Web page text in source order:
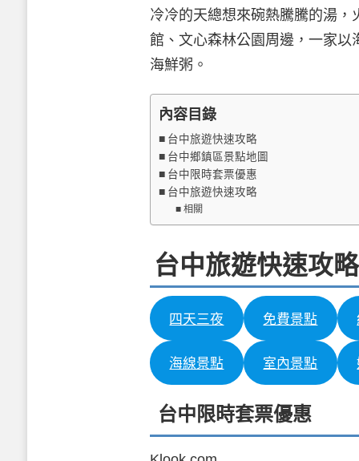
冷冷的天總想來碗熱騰騰的湯
館、文心森林公園周邊，一家
海鮮粥。
內容目錄
台中旅遊快速攻略
台中鄉鎮區景點地圖
台中限時套票優惠
台中旅遊快速攻略
相關
台中旅遊快速攻略
四天三夜 免費景點
海線景點 室內景點
台中限時套票優惠